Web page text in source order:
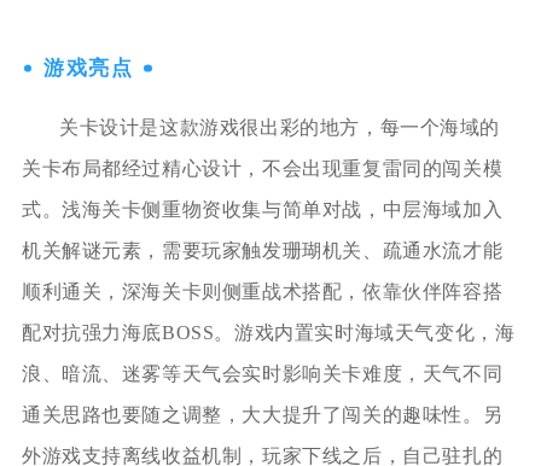
游戏亮点
关卡设计是这款游戏很出彩的地方，每一个海域的
关卡布局都经过精心设计，不会出现重复雷同的闯关模
式。浅海关卡侧重物资收集与简单对战，中层海域加入
机关解谜元素，需要玩家触发珊瑚机关、疏通水流才能
顺利通关，深海关卡则侧重战术搭配，依靠伙伴阵容搭
配对抗强力海底BOSS。游戏内置实时海域天气变化，海
浪、暗流、迷雾等天气会实时影响关卡难度，天气不同
通关思路也要随之调整，大大提升了闯关的趣味性。另
外游戏支持离线收益机制，玩家下线之后，自己驻扎的